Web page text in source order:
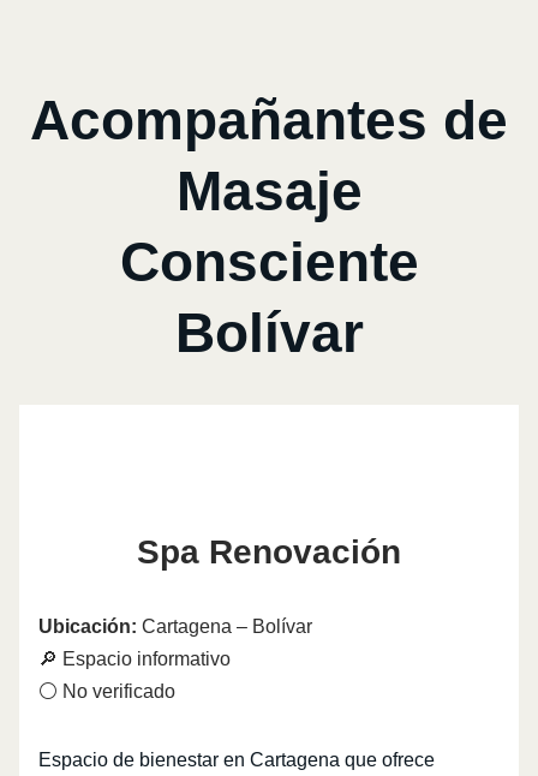
Acompañantes de
Masaje
Consciente
Bolívar
Spa Renovación
Ubicación: Cartagena – Bolívar
🔎 Espacio informativo
⚪ No verificado
Espacio de bienestar en Cartagena que ofrece